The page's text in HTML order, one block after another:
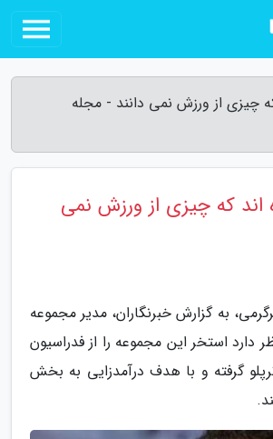
چیزی از ورزش نمی دانند - مجله
اند که چیزی از ورزش نمی
به گزارش خبرنگاران، مدیر مجموعه
دارد استخر این مجموعه را از فدراسیون
گرفته و با هدف درآمدزایی به بخش